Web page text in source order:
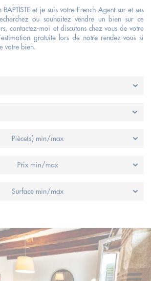
et je suis votre French Agent sur et ses
ou souhaitez vendre un bien sur ce
contactez-moi et discutons chez vous de votre
gratuite lors de notre rendez-vous si
votre bien.
Pièce(s) min/max
Prix min/max
Surface min/max